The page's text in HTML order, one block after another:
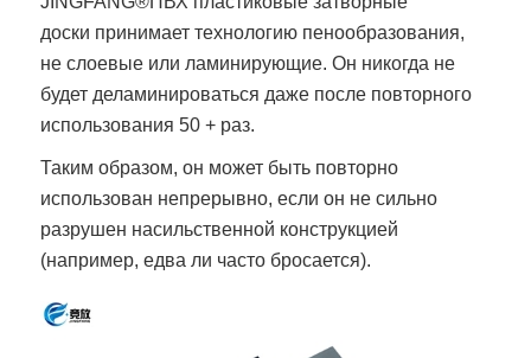
доски принимает технологию пенообразования,
не слоевые или ламинирующие. Он никогда не
будет деламинироваться даже после повторного
использования 50 + раз.
Таким образом, он может быть повторно
использован непрерывно, если он не сильно
разрушен насильственной конструкцией
(например, едва ли часто бросается).